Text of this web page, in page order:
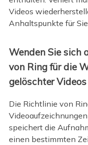
Videos
Anhaltspunkte für Sie.
Wenden Sie sich
von Ring für die
gelöschter Videos
Die Richtlinie von
speichert die
einen bestimmten